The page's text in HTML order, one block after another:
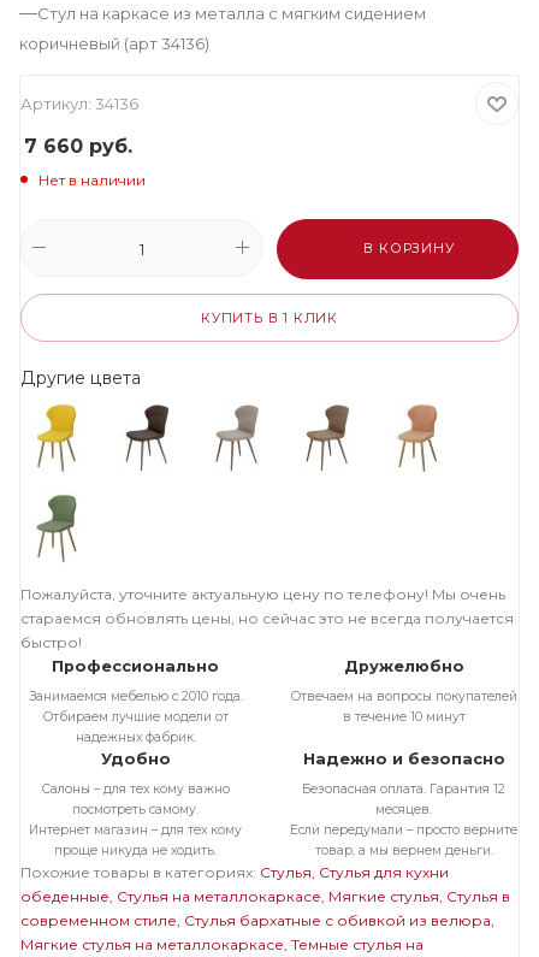
—Стул на каркасе из металла с мягким сидением
коричневый (арт 34136)
Артикул: 34136
7 660 руб.
Нет в наличии
В КОРЗИНУ
КУПИТЬ В 1 КЛИК
Другие цвета
Пожалуйста, уточните актуальную цену по телефону! Мы очень
стараемся обновлять цены, но сейчас это не всегда получается
быстро!
Профессионально
Занимаемся мебелью с 2010 года.
Отбираем лучшие модели от
надежных фабрик.
Дружелюбно
Отвечаем на вопросы покупателей
в течение 10 минут
Удобно
Салоны – для тех кому важно
посмотреть самому.
Интернет магазин – для тех кому
проще никуда не ходить.
Надежно и безопасно
Безопасная оплата. Гарантия 12
месяцев.
Если передумали – просто верните
товар, а мы вернем деньги.
Похожие товары в категориях: Стулья Стулья для кухни
обеденные Стулья на металлокаркасе Мягкие стулья Стулья в
современном стиле Стулья бархатные с обивкой из велюра
Мягкие стулья на металлокаркасе Темные стулья на